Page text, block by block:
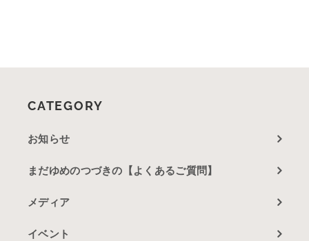
CATEGORY
お知らせ
まだゆめのつづきの【よくあるご質問】
メディア
イベント